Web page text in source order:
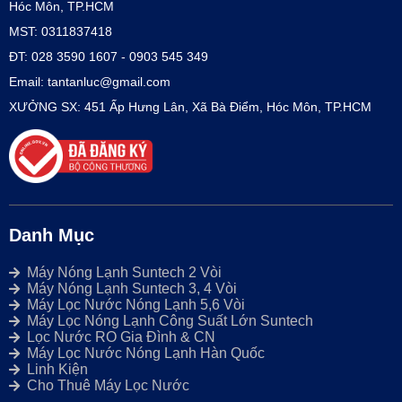
Hóc Môn, TP.HCM
MST: 0311837418
ĐT: 028 3590 1607 - 0903 545 349
Email: tantanluc@gmail.com
XƯỞNG SX: 451 Ấp Hưng Lân, Xã Bà Điểm, Hóc Môn, TP.HCM
Danh Mục
Máy Nóng Lạnh Suntech 2 Vòi
Máy Nóng Lạnh Suntech 3, 4 Vòi
Máy Lọc Nước Nóng Lạnh 5,6 Vòi
Máy Lọc Nóng Lạnh Công Suất Lớn Suntech
Lọc Nước RO Gia Đình & CN
Máy Lọc Nước Nóng Lạnh Hàn Quốc
Linh Kiện
Cho Thuê Máy Lọc Nước